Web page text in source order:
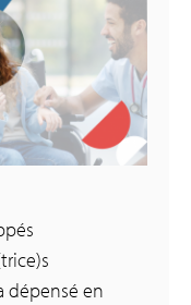
dépensé en